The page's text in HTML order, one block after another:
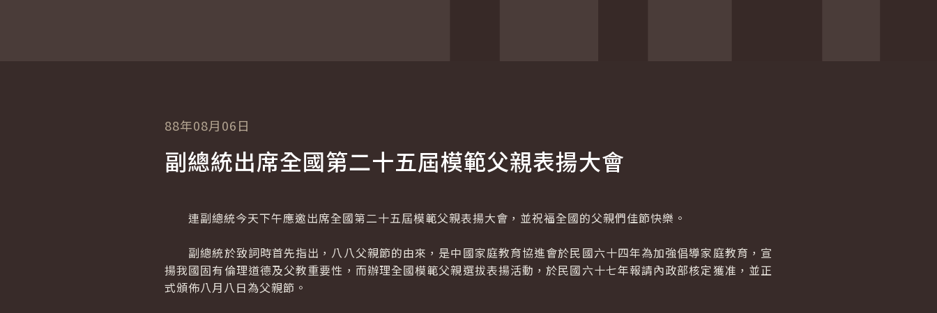
88年08月06日
副總統出席全國第二十五屆模範父親表揚大會
連副總統今天下午應邀出席全國第二十五屆模範父親表揚大會，並祝福全國的父親們佳節快樂。
副總統於致詞時首先指出，八八父親節的由來，是中國家庭教育協進會於民國六十四年為加強倡導家庭教育，宣
揚我國固有倫理道德及父教重要性，而辦理全國模範父親選拔表揚活動，於民國六十七年報請內政部核定獲准，並正
式頒佈八月八日為父親節。